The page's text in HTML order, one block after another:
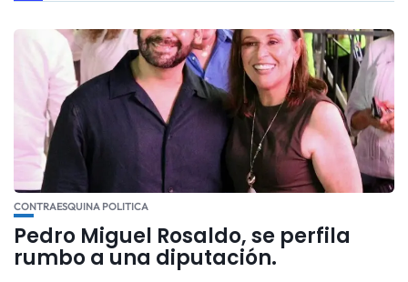
CONTRAESQUINA POLITICA
Pedro Miguel Rosaldo, se perfila
rumbo a una diputación.